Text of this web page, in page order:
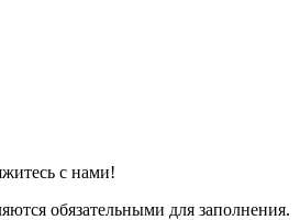
с нами!
обязательными для заполнения.